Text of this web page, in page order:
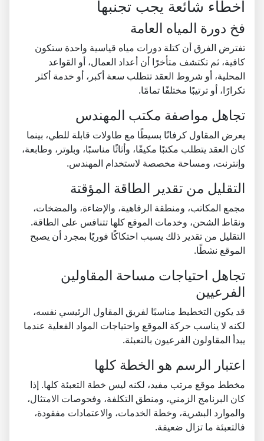
أخطاء شائعة يجب تجنبها
فخ دورة المياه العامة
تفترض الفرق أن كتلة دورات مياه قياسية واحدة ستكون
كافية، ثم تكتشف متأخرًا أن أعداد العمال، أو القواعد
المحلية، أو شروط العقد تتطلب سعة أكبر، أو خدمة أكثر
تكرارًا، أو ترتيبًا مختلفًا تمامًا.
تجاهل مواصفة مكتب المهندس
يعرض المقاول كرفانًا بسيطًا مع طاولات قابلة للطي، بينما
كان العقد يتطلب مكتبًا مكيفًا، وأثاثًا مناسبًا، وبلوتر، وطابعة،
وإنترنت، ومساحة مخصصة لاستخدام المهندس.
التقليل من تقدير الطاقة المؤقتة
مجمع المكاتب، ومنطقة الرفاهية، والإضاءة، والمضخات،
ونقاط الشحن، وخدمات الموقع كلها تتنافس على الطاقة.
التقليل من تقدير ذلك يسبب احتكاكًا فوريًا بمجرد أن يصبح
الموقع نشطًا.
تجاهل احتياجات مساحة المقاولين
الفرعيين
قد يكون التخطيط مناسبًا لفريق المقاول الرئيسي نفسه،
لكنه لا يناسب حركة الموقع واحتياجات المواد الفعلية عندما
يبدأ المقاولون الفرعيون بالتعبئة.
اعتبار الرسم هو الخطة كلها
مخطط موقع مرتب مفيد، لكنه ليس خطة التعبئة كلها. إذا
كان البرنامج الزمني، ومنطق التكلفة، وفحوصات الامتثال،
والموارد البشرية، وخطة الخدمات، والاعتمادات مفقودة،
فالتعبئة ما تزال ضعيفة.